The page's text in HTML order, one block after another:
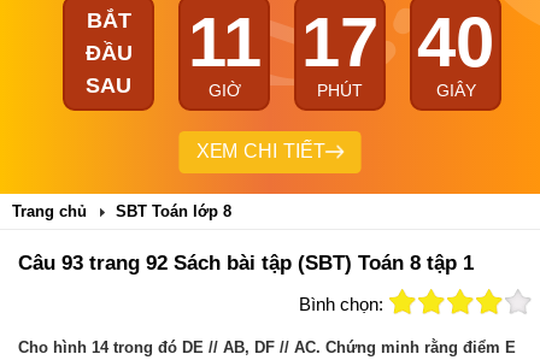
BẮT
ĐẦU
SAU
11
GIỜ
17
PHÚT
39
GIÂY
XEM CHI TIẾT
Trang chủ SBT Toán lớp 8
Câu 93 trang 92 Sách bài tập (SBT) Toán 8 tập 1
Bình chọn:
Cho hình 14 trong đó DE // AB, DF // AC. Chứng minh rằng điểm E